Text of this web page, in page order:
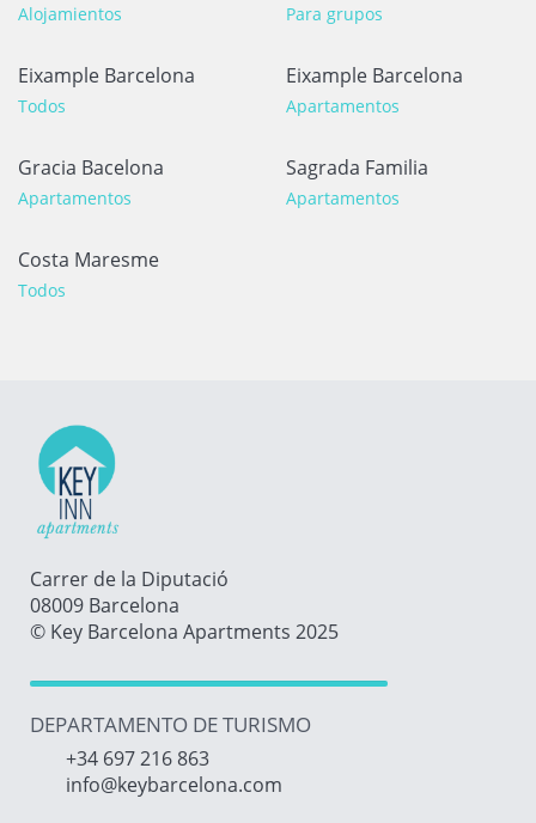
Alojamientos Para grupos
Eixample Barcelona
Todos
Eixample Barcelona
Apartamentos
Gracia Bacelona
Apartamentos
Sagrada Familia
Apartamentos
Costa Maresme
Todos
Carrer de la Diputació
08009 Barcelona
© Key Barcelona Apartments 2025
DEPARTAMENTO DE TURISMO
+34 697 216 863
info@keybarcelona.com